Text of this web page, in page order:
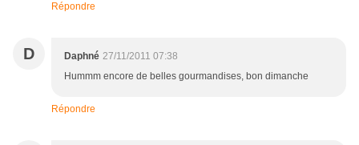
Répondre
D Daphné 27/11/2011 07:38
Hummm encore de belles gourmandises, bon dimanche
Répondre